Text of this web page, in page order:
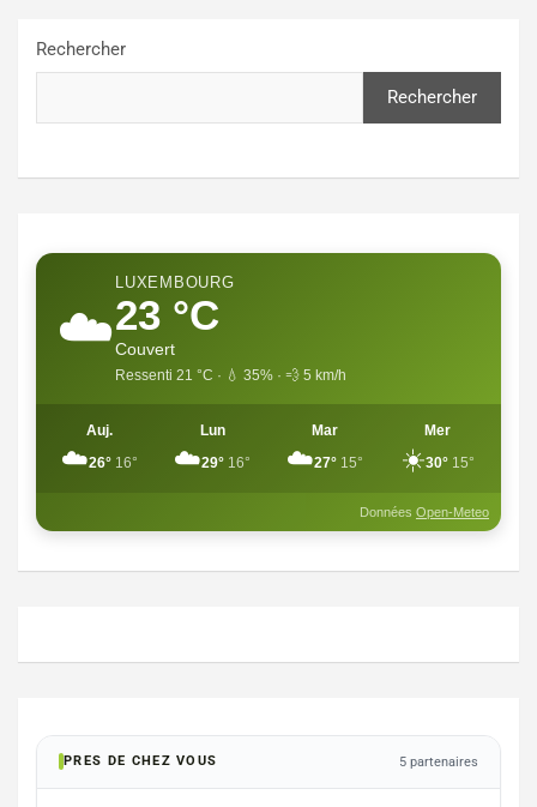
Rechercher
Rechercher
☁️
LUXEMBOURG
23 °C
Couvert
Ressenti 21 °C · 💧 35% · 💨 5 km/h
Auj.
☁️26° 16°
Lun
☁️29° 16°
Mar
☁️27° 15°
Mer
☀️30° 15°
Données Open-Meteo
PRES DE CHEZ VOUS 5 partenaires